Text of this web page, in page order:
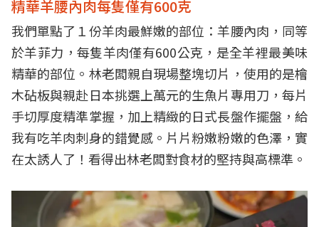
精華羊腰內肉每隻僅有600克
我們單點了１份羊肉最鮮嫩的部位：羊腰內肉，同等
於羊菲力，每隻羊肉僅有600公克，是全羊裡最美味
精華的部位。林老闆親自現場整塊切片，使用的是檜
木砧板與親赴日本挑選上萬元的生魚片專用刀，每片
手切厚度精準掌握，加上精緻的日式長盤作擺盤，給
我有吃羊肉刺身的錯覺感。片片粉嫩粉嫩的色澤，實
在太誘人了！看得出林老闆對食材的堅持與高標準。